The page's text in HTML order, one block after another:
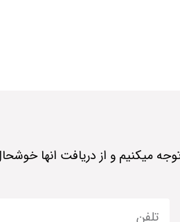
میکنیم و از دریافت انها